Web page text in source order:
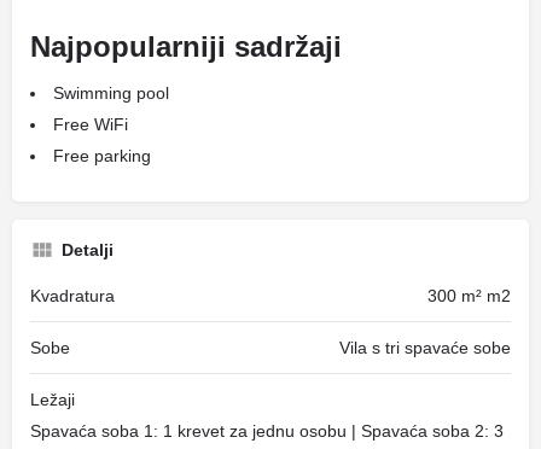
Najpopularniji sadržaji
Swimming pool
Free WiFi
Free parking
Detalji
Kvadratura 300 m² m2
Sobe Vila s tri spavaće sobe
Ležaji
Spavaća soba 1: 1 krevet za jednu osobu | Spavaća soba 2: 3